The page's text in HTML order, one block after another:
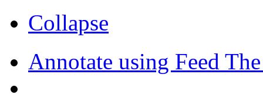
Collapse
Annotate using Feed